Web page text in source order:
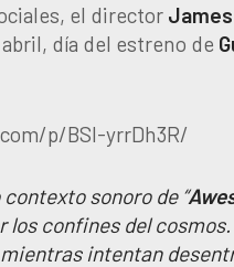
el director James
día del estreno de
p/BSl-yrrDh3R/
sonoro de “
los confines del
intentan